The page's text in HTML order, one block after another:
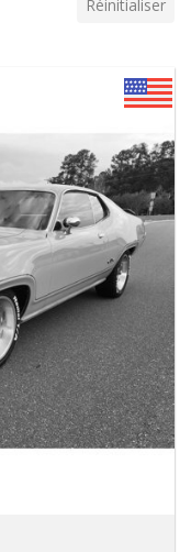
Réinitialiser